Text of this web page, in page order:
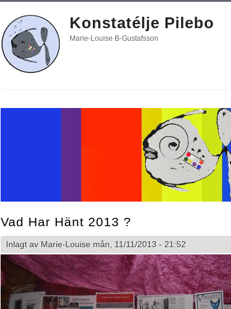
Konstatélje Pilebo
Marie-Louise B-Gustafsson
Vad Har Hänt 2013 ?
Inlagt av Marie-Louise mån, 11/11/2013 - 21:52